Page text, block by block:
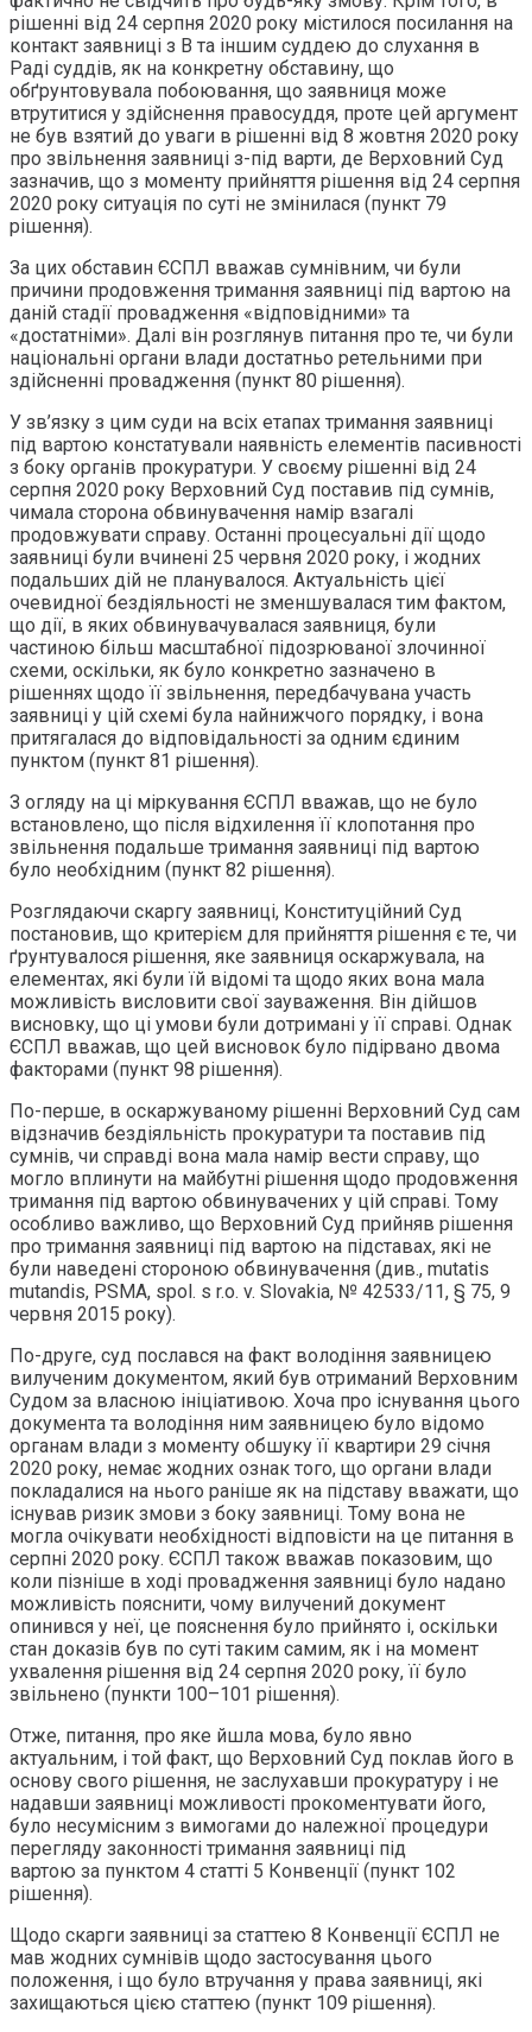
рішенні від 24 серпня 2020 року містилося посилання на
контакт заявниці з В та іншим суддею до слухання в
Раді суддів, як на конкретну обставину, що
обґрунтовувала побоювання, що заявниця може
втрутитися у здійснення правосуддя, проте цей аргумент
не був взятий до уваги в рішенні від 8 жовтня 2020 року
про звільнення заявниці з-під варти, де Верховний Суд
зазначив, що з моменту прийняття рішення від 24 серпня
2020 року ситуація по суті не змінилася (пункт 79
рішення).
За цих обставин ЄСПЛ вважав сумнівним, чи були
причини продовження тримання заявниці під вартою на
даній стадії провадження «відповідними» та
«достатніми». Далі він розглянув питання про те, чи були
національні органи влади достатньо ретельними при
здійсненні провадження (пункт 80 рішення).
У зв’язку з цим суди на всіх етапах тримання заявниці
під вартою констатували наявність елементів пасивності
з боку органів прокуратури. У своєму рішенні від 24
серпня 2020 року Верховний Суд поставив під сумнів,
чимала сторона обвинувачення намір взагалі
продовжувати справу. Останні процесуальні дії щодо
заявниці були вчинені 25 червня 2020 року, і жодних
подальших дій не планувалося. Актуальність цієї
очевидної бездіяльності не зменшувалася тим фактом,
що дії, в яких обвинувачувалася заявниця, були
частиною більш масштабної підозрюваної злочинної
схеми, оскільки, як було конкретно зазначено в
рішеннях щодо її звільнення, передбачувана участь
заявниці у цій схемі була найнижчого порядку, і вона
притягалася до відповідальності за одним єдиним
пунктом (пункт 81 рішення).
З огляду на ці міркування ЄСПЛ вважав, що не було
встановлено, що після відхилення її клопотання про
звільнення подальше тримання заявниці під вартою
було необхідним (пункт 82 рішення).
Розглядаючи скаргу заявниці, Конституційний Суд
постановив, що критерієм для прийняття рішення є те, чи
ґрунтувалося рішення, яке заявниця оскаржувала, на
елементах, які були їй відомі та щодо яких вона мала
можливість висловити свої зауваження. Він дійшов
висновку, що ці умови були дотримані у її справі. Однак
ЄСПЛ вважав, що цей висновок було підірвано двома
факторами (пункт 98 рішення).
По-перше, в оскаржуваному рішенні Верховний Суд сам
відзначив бездіяльність прокуратури та поставив під
сумнів, чи справді вона мала намір вести справу, що
могло вплинути на майбутні рішення щодо продовження
тримання під вартою обвинувачених у цій справі. Тому
особливо важливо, що Верховний Суд прийняв рішення
про тримання заявниці під вартою на підставах, які не
були наведені стороною обвинувачення (див., mutatis
mutandis, PSMA, spol. s r.o. v. Slovakia, № 42533/11, § 75, 9
червня 2015 року).
По-друге, суд послався на факт володіння заявницею
вилученим документом, який був отриманий Верховним
Судом за власною ініціативою. Хоча про існування цього
документа та володіння ним заявницею було відомо
органам влади з моменту обшуку її квартири 29 січня
2020 року, немає жодних ознак того, що органи влади
покладалися на нього раніше як на підставу вважати, що
існував ризик змови з боку заявниці. Тому вона не
могла очікувати необхідності відповісти на це питання в
серпні 2020 року. ЄСПЛ також вважав показовим, що
коли пізніше в ході провадження заявниці було надано
можливість пояснити, чому вилучений документ
опинився у неї, це пояснення було прийнято і, оскільки
стан доказів був по суті таким самим, як і на момент
ухвалення рішення від 24 серпня 2020 року, її було
звільнено (пункти 100–101 рішення).
Отже, питання, про яке йшла мова, було явно
актуальним, і той факт, що Верховний Суд поклав його в
основу свого рішення, не заслухавши прокуратуру і не
надавши заявниці можливості прокоментувати його,
було несумісним з вимогами до належної процедури
перегляду законності тримання заявниці під
вартою за пунктом 4 статті 5 Конвенції (пункт 102
рішення).
Щодо скарги заявниці за статтею 8 Конвенції ЄСПЛ не
мав жодних сумнівів щодо застосування цього
положення, і що було втручання у права заявниці, які
захищаються цією статтею (пункт 109 рішення).